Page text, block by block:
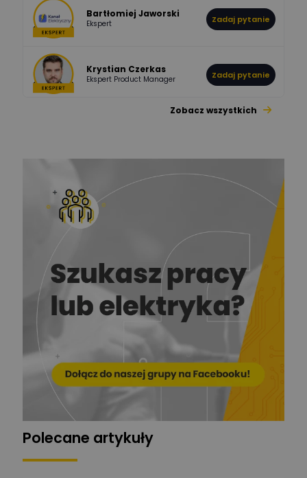
Bartłomiej Jaworski
Ekspert Zadaj pytanie
Krystian Czerkas
Ekspert Product Manager Zadaj pytanie
Ekspert ds. prądu Zadaj pytanie
Krzysztof
Zadaj pytanie
EL-ROJ
Ekspert
Automatyk/Elektryk/Mana
ger
Zadaj pytanie
Ekspert Zadaj pytanie
Zadaj pytanie
Zobacz wszystkich
Polecane artykuły